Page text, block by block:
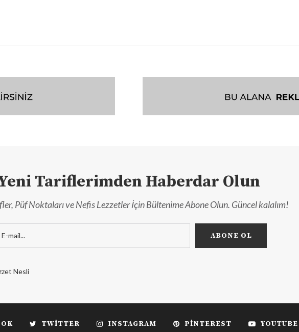
Tariflerimden Haberdar Olun
Püf Noktaları ve Nefis Lezzetler İçin Bültenime Abone Olun. Güncel kalalım!
Nesli
TWITTER INSTAGRAM PINTEREST YOUTUBE